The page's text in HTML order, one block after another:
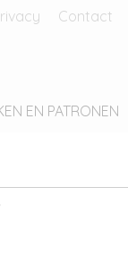
Contact
EN PATRONEN